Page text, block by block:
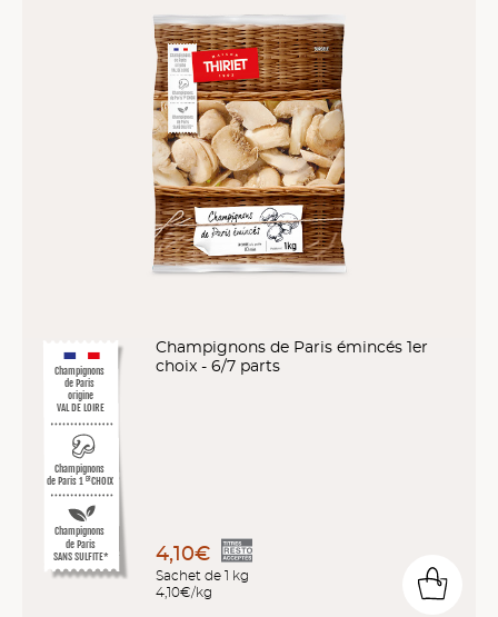
Champignons
de Paris 1 ERCHOIX
Champignons
de Paris
SANS SULFITE*
Champignons
de Paris
origine
VAL DE LOIRE
Champignons de Paris émincés 1er
choix - 6/7 parts
4,10€
Sachet de 1 kg
4,10€/kg